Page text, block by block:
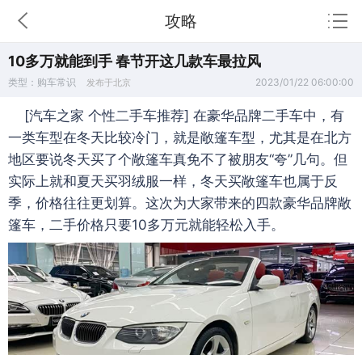
攻略
10多万就能到手 春节开这几款车最拉风
类型：购车常识 发布于北京 2023/01/22 06:00:00
[汽车之家 个性二手车推荐] 在豪华品牌二手车中，有
一类车型在冬天比较冷门，就是敞篷车型，尤其是在北方
地区要说冬天买了个敞篷车真免不了被朋友“夸”几句。但
实际上就和夏天买羽绒服一样，冬天买敞篷车也属于反
季，价格往往更划算。这次为大家带来的四款豪华品牌敞
篷车，二手价格只要10多万元就能轻松入手。